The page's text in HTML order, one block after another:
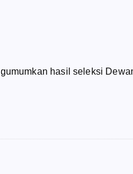
hasil seleksi